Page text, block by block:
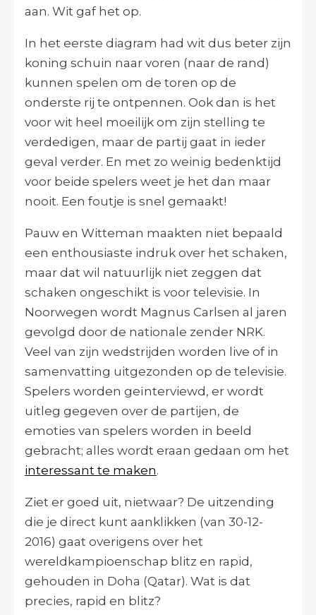
aan. Wit gaf het op.
In het eerste diagram had wit dus beter zijn
koning schuin naar voren (naar de rand)
kunnen spelen om de toren op de
onderste rij te ontpennen. Ook dan is het
voor wit heel moeilijk om zijn stelling te
verdedigen, maar de partij gaat in ieder
geval verder. En met zo weinig bedenktijd
voor beide spelers weet je het dan maar
nooit. Een foutje is snel gemaakt!
Pauw en Witteman maakten niet bepaald
een enthousiaste indruk over het schaken,
maar dat wil natuurlijk niet zeggen dat
schaken ongeschikt is voor televisie. In
Noorwegen wordt Magnus Carlsen al jaren
gevolgd door de nationale zender NRK.
Veel van zijn wedstrijden worden live of in
samenvatting uitgezonden op de televisie.
Spelers worden geïnterviewd, er wordt
uitleg gegeven over de partijen, de
emoties van spelers worden in beeld
gebracht; alles wordt eraan gedaan om het
interessant te maken.
Ziet er goed uit, nietwaar? De uitzending
die je direct kunt aanklikken (van 30-12-
2016) gaat overigens over het
wereldkampioenschap blitz en rapid,
gehouden in Doha (Qatar). Wat is dat
precies, rapid en blitz?